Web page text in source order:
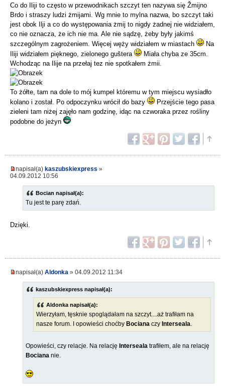
Co do Iliji to często w przewodnikach szczyt ten nazywa się Žmijno
Brdo i straszy ludzi żmijami. Wg mnie to mylna nazwa, bo szczyt taki
jest obok Ilji a co do występowania żmij to nigdy żadnej nie widziałem,
co nie oznacza, że ich nie ma. Ale nie sądzę, żeby były jakimś
szczególnym zagrożeniem. Więcej węży widziałem w miastach
Na
Iliji widziałem pięknego, zielonego guštera
Miała chyba ze 35cm.
Wchodząc na Ilije na przełaj tez nie spotkałem żmii.
To żółte, tam na dole to mój kumpel któremu w tym miejscu wysiadło
kolano i został. Po odpoczynku wrócił do bazy
Przejście tego pasa
zieleni tam niżej zajęło nam godzinę, idąc na czworaka przez rośliny
podobne do jeżyn
napisał(a) kaszubskiexpress »
04.09.2012 10:56
Bocian napisał(a):
Tu jest te parę zdań.
Dzięki.
napisał(a) Aldonka » 04.09.2012 11:34
kaszubskiexpress napisał(a):
Aldonka napisał(a):
Wierzyłam, tęsknie spoglądałam na szczyt....aż trafiłam na
nasze forum. I opowieści choćby Bociana czy Interseala.
Opowieści, czy relacje. Na relację Interseala trafiłem, ale na relację
Bociana nie.